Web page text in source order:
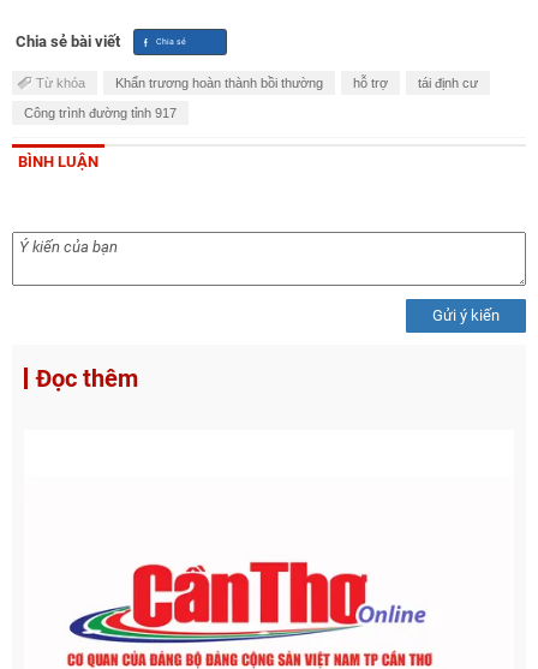
Chia sẻ bài viết
Từ khóa Khẩn trương hoàn thành bồi thường hỗ trợ tái định cư
Công trình đường tỉnh 917
BÌNH LUẬN
Gửi ý kiến
Đọc thêm